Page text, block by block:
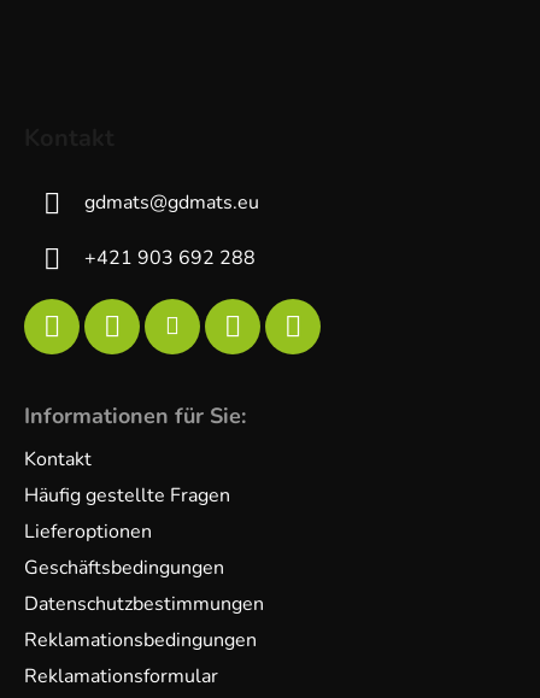
gdmats@gdmats.eu
+421 903 692 288
Informationen für Sie:
Kontakt
Häufig gestellte Fragen
Lieferoptionen
Geschäftsbedingungen
Datenschutzbestimmungen
Reklamationsbedingungen
Reklamationsformular